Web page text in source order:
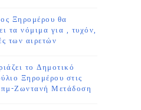
Ξηρομέρου θα
τα νόμιμα για , τυχόν,
των αιρετών
το Δημοτικό
Ξηρομέρου στις
Ζωντανή Μετάδοση